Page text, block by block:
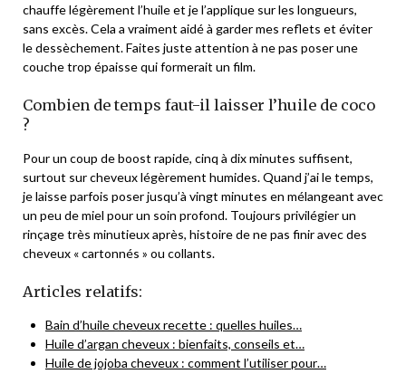
chauffe légèrement l’huile et je l’applique sur les longueurs,
sans excès. Cela a vraiment aidé à garder mes reflets et éviter
le dessèchement. Faites juste attention à ne pas poser une
couche trop épaisse qui formerait un film.
Combien de temps faut-il laisser l’huile de coco
?
Pour un coup de boost rapide, cinq à dix minutes suffisent,
surtout sur cheveux légèrement humides. Quand j’ai le temps,
je laisse parfois poser jusqu’à vingt minutes en mélangeant avec
un peu de miel pour un soin profond. Toujours privilégier un
rinçage très minutieux après, histoire de ne pas finir avec des
cheveux « cartonnés » ou collants.
Articles relatifs:
Bain d’huile cheveux recette : quelles huiles…
Huile d’argan cheveux : bienfaits, conseils et…
Huile de jojoba cheveux : comment l’utiliser pour…